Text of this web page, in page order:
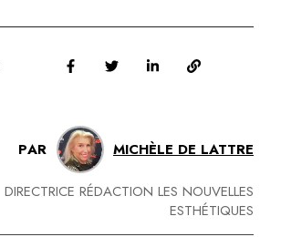
PAR MICHÈLE DE LATTRE
DIRECTRICE RÉDACTION LES NOUVELLES
ESTHÉTIQUES